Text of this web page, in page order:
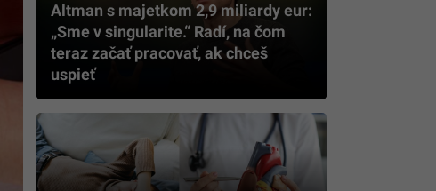
Altman s majetkom 2,9 miliardy eur:
„Sme v singularite.“ Radí, na čom
teraz začať pracovať, ak chceš
uspieť